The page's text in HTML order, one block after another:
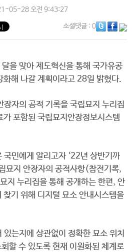
05-28 오전 9:43:27
소셜댓글: 0
을 맞아 제도혁신을 통해 국가유공
화해 나갈 계획이라고 28일 밝혔다.
자의 공적 기록을 국립묘지 누리집
포함된 국립묘지안장정보시스템
국민에게 알리고자 ‘22년 상반기까
묘지 안장자의 공적사항(참전기록,
지 누리집을 통해 공개하는 한편, 안
기 위해 디지털 묘소 안내시스템을
는지에 상관없이 정확한 묘소 위치
할 수 있도록 현재 이원화된 체계로